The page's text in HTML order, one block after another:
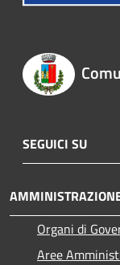
SEGUICI SU
Organi di
Aree